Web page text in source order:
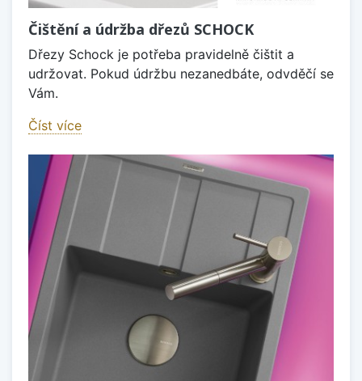
Čištění a údržba dřezů SCHOCK
Dřezy Schock je potřeba pravidelně čištit a
udržovat. Pokud údržbu nezanedbáte, odvděčí se
Vám.
Číst více